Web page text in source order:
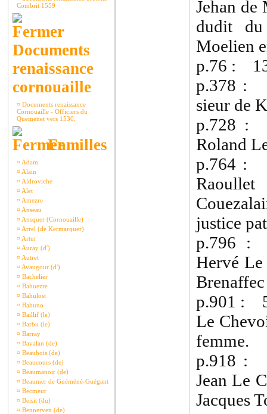
Combrit 1559
Documents
renaissance
cornouaille
¤ Documents renaissance
Cornouaille - Officiers du
Quemenet vers 1530.
Familles
¤ Adam
¤ Alain
¤ Aldroviche
¤ Alet
¤ Amezre
¤ Anseau
¤ Ansquer (Cornouaille)
¤ Arrel (de Kermarquer)
¤ Artur
¤ Auray (d')
¤ Autret
¤ Avaugour (d')
¤ Bachelier
¤ Bahuezre
¤ Bahulost
¤ Bahuno
¤ Baillif (le)
¤ Barbu (le)
¤ Barray
¤ Bavalan (de)
¤ Beaubois (de)
¤ Beaucours (de)
¤ Beaumanoir (de)
¤ Beaumer de Guéméné-Guégant
¤ Becmeur
¤ Beisit (du)
¤ Bennerven (de)
Jehan de
dudit
Moelien
p.76 :
p.378 :
sieur de
p.728 :
Roland
p.764 :
justice
p.796 :
Hervé Le
p.901 :
Le
femme.
p.918 :
Jean Le
Jacques